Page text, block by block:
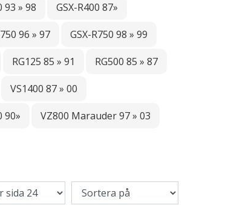
93 » 98 GSX-R400 87»
96 » 97 GSX-R750 98 » 99
RG125 85 » 91 RG500 85 » 87
VS1400 87 » 00
90» VZ800 Marauder 97 » 03